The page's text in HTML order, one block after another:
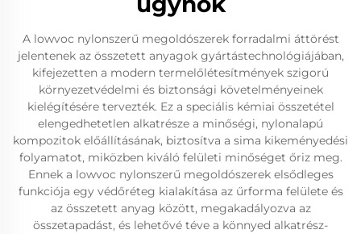
A lowvoc nylonszerű megoldószerek forradalmi áttörést
jelentenek az összetett anyagok gyártástechnológiájában,
kifejezetten a modern termelőlétesítmények szigorú
környezetvédelmi és biztonsági követelményeinek
kielégítésére tervezték. Ez a speciális kémiai összetétel
elengedhetetlen alkatrésze a minőségi, nylonalapú
kompozitok előállításának, biztosítva a sima kikeményedési
folyamatot, miközben kiváló felületi minőséget őriz meg.
Ennek a lowvoc nylonszerű megoldószerek elsődleges
funkciója egy védőréteg kialakítása az űrforma felülete és
az összetett anyag között, megakadályozva az
összetapadást, és lehetővé téve a könnyed alkatrész-